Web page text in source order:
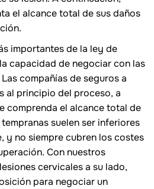
el alcance total de sus daños
importantes de la ley de
capacidad de negociar con las
compañías de seguros a
al principio del proceso, a
comprenda el alcance total de
suelen ser inferiores
y no siempre cubren los costes
Con nuestros
cervicales a su lado,
para negociar un